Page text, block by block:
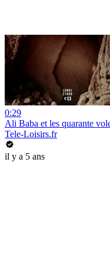
0:29
Ali Baba et les quarante
Tele-Loisirs.fr
il y a 5 ans